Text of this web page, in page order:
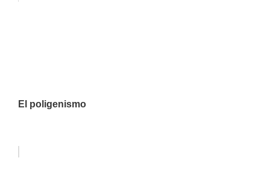
El poligenismo